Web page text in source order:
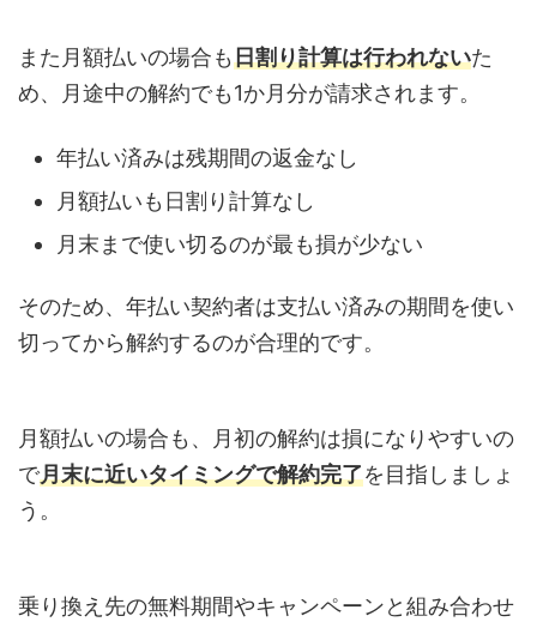
また月額払いの場合も日割り計算は行われないた
め、月途中の解約でも1か月分が請求されます。
年払い済みは残期間の返金なし
月額払いも日割り計算なし
月末まで使い切るのが最も損が少ない
そのため、年払い契約者は支払い済みの期間を使い
切ってから解約するのが合理的です。
月額払いの場合も、月初の解約は損になりやすいの
で月末に近いタイミングで解約完了を目指しましょ
う。
乗り換え先の無料期間やキャンペーンと組み合わせ